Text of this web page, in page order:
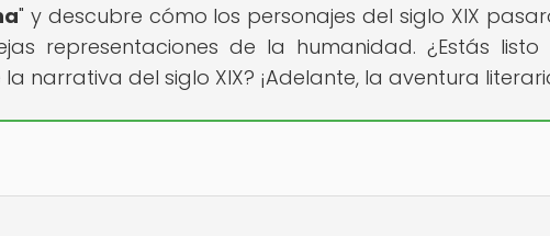
" y descubre cómo los personajes del siglo XIX
representaciones de la humanidad. ¿Estás
narrativa del siglo XIX? ¡Adelante, la aventura